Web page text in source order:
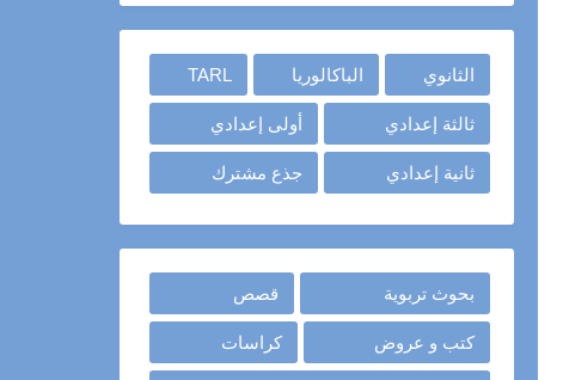
الثانوي الباكالوريا TARL
ثالثة إعدادي أولى إعدادي
ثانية إعدادي جذع مشترك
بحوث تربوية قصص
كتب و عروض كراسات